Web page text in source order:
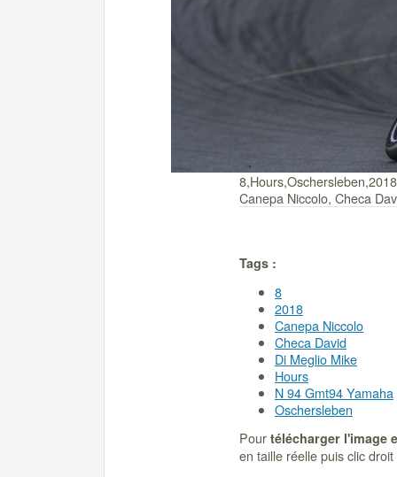
Canepa Niccolo, Checa
Tags :
8
2018
Canepa Niccolo
Checa David
Di Meglio Mike
Hours
N 94 Gmt94 Yamaha
Oschersleben
Pour télécharger l'image
en taille réelle puis clic